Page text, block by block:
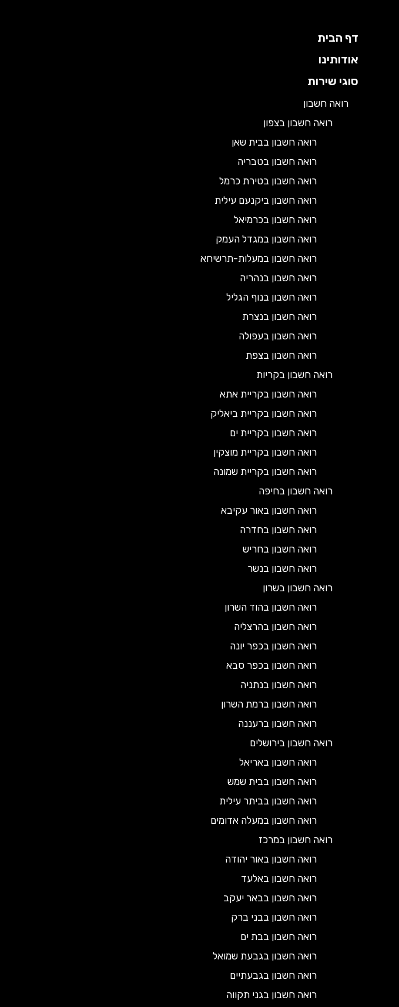
דף הבית
אודותינו
סוגי שירות
רואה חשבון
רואה חשבון בצפון
רואה חשבון בבית שאן
רואה חשבון בטבריה
רואה חשבון בטירת כרמל
רואה חשבון ביקנעם עילית
רואה חשבון בכרמיאל
רואה חשבון במגדל העמק
רואה חשבון במעלות-תרשיחא
רואה חשבון בנהריה
רואה חשבון בנוף הגליל
רואה חשבון בנצרת
רואה חשבון בעפולה
רואה חשבון בצפת
רואה חשבון בקריות
רואה חשבון בקריית אתא
רואה חשבון בקריית ביאליק
רואה חשבון בקריית ים
רואה חשבון בקריית מוצקין
רואה חשבון בקריית שמונה
רואה חשבון בחיפה
רואה חשבון באור עקיבא
רואה חשבון בחדרה
רואה חשבון בחריש
רואה חשבון בנשר
רואה חשבון בשרון
רואה חשבון בהוד השרון
רואה חשבון בהרצליה
רואה חשבון בכפר יונה
רואה חשבון בכפר סבא
רואה חשבון בנתניה
רואה חשבון ברמת השרון
רואה חשבון ברעננה
רואה חשבון בירושלים
רואה חשבון באריאל
רואה חשבון בבית שמש
רואה חשבון בביתר עילית
רואה חשבון במעלה אדומים
רואה חשבון במרכז
רואה חשבון באור יהודה
רואה חשבון באלעד
רואה חשבון בבאר יעקב
רואה חשבון בבני ברק
רואה חשבון בבת ים
רואה חשבון בגבעת שמואל
רואה חשבון בגבעתיים
רואה חשבון בגני תקווה